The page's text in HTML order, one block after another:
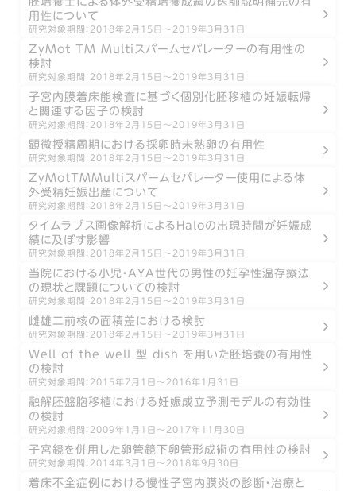
用性について
研究対象期間：2018年2月15日〜2019年3月31日
ZyMot TM Multiスパームセパレーターの有用性の
検討
研究対象期間：2018年2月15日〜2019年3月31日
子宮内膜着床能検査に基づく個別化胚移植の妊娠転帰
と関連する因子の検討
研究対象期間：2018年2月15日〜2019年3月31日
顕微授精周期における採卵時未熟卵の有用性
研究対象期間：2018年2月15日〜2019年3月31日
ZyMotTMMultiスパームセパレーター使用による体
外受精妊娠出産について
研究対象期間：2018年2月15日〜2019年3月31日
タイムラプス画像解析によるHaloの出現時間が妊娠成
績に及ぼす影響
研究対象期間：2018年2月15日〜2019年3月31日
当院における小児・AYA世代の男性の妊孕性温存療法
の現状と課題についての検討
研究対象期間：2018年2月15日〜2019年3月31日
雌雄二前核の面積差における検討
研究対象期間：2018年2月15日〜2019年3月31日
Ｗell of the well 型 dish を用いた胚培養の有用性
の検討
研究対象期間：2015年7月1日〜2016年1月31日
融解胚盤胞移植における妊娠成立予測モデルの有効性
の検討
研究対象期間：2009年1月1日〜2017年11月30日
子宮鏡を併用した卵管鏡下卵管形成術の有用性の検討
研究対象期間：2014年3月1日〜2018年9月30日
着床不全症例における慢性子宮内膜炎の診断・治療と